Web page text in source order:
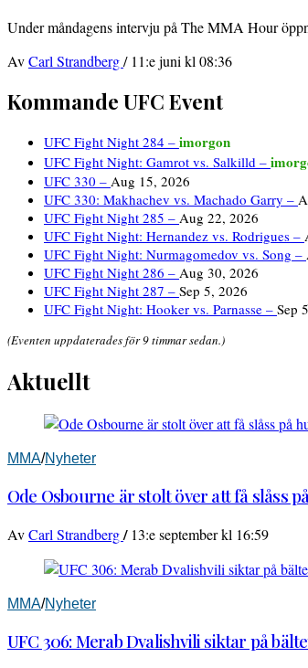
Under måndagens intervju på The MMA Hour
AvCarl Strandberg/ 11:e juni kl 08:36
Kommande UFC Event
UFC Fight Night 284 – imorgon
UFC Fight Night: Gamrot vs. Salkilld –
UFC 330 – Aug 15, 2026
UFC 330: Makhachev vs. Machado Garry –
UFC Fight Night 285 – Aug 22, 2026
UFC Fight Night: Hernandez vs. Rodrigues –
UFC Fight Night: Nurmagomedov vs. Song –
UFC Fight Night 286 – Aug 30, 2026
UFC Fight Night 287 – Sep 5, 2026
UFC Fight Night: Hooker vs. Parnasse – Sep
(Eventen uppdaterades för 9 timmar sedan.)
Aktuellt
MMA/Nyheter
Ode Osbourne är stolt över att få slåss
AvCarl Strandberg/ 13:e september kl 16:59
MMA/Nyheter
UFC 306: Merab Dvalishvili siktar på